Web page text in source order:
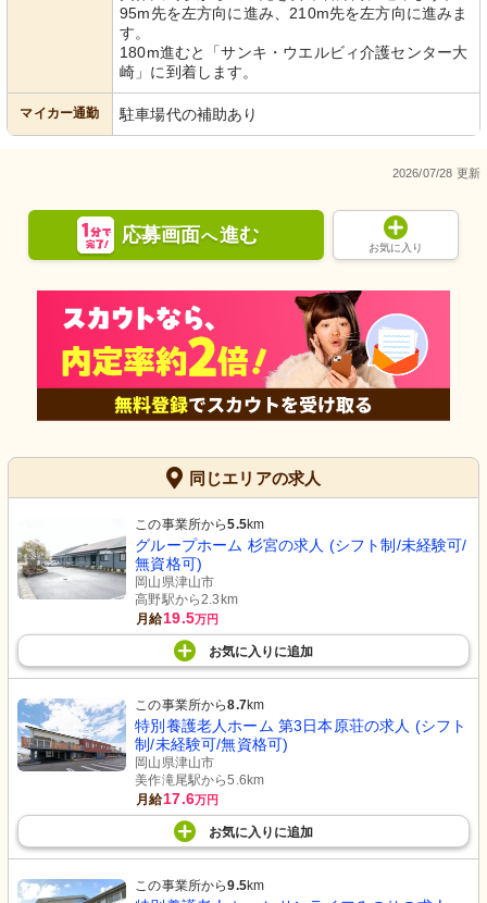
95m先を左方向に進み、210m先を左方向に進みま
す。
180m進むと「サンキ・ウエルビィ介護センター大
崎」に到着します。
マイカー通勤 駐車場代の補助あり
2026/07/28 更新
応募画面へ進む
お気に入り
同じエリアの求人
この事業所から5.5km
グループホーム 杉宮の求人 (シフト制/未経験可/
無資格可)
岡山県津山市
高野駅から2.3km
月給19.5万円
お気に入り に追加
この事業所から8.7km
特別養護老人ホーム 第3日本原荘の求人 (シフト
制/未経験可/無資格可)
岡山県津山市
美作滝尾駅から5.6km
月給17.6万円
お気に入り に追加
この事業所から9.5km